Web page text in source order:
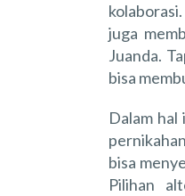
juga
Juanda.
bisa
Dalam
bisa
Pilihan